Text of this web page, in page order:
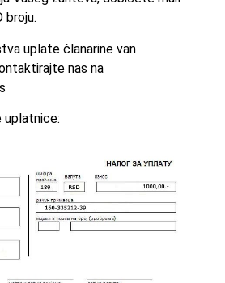
broju.
uplate članarine van
nas na
uplatnice: